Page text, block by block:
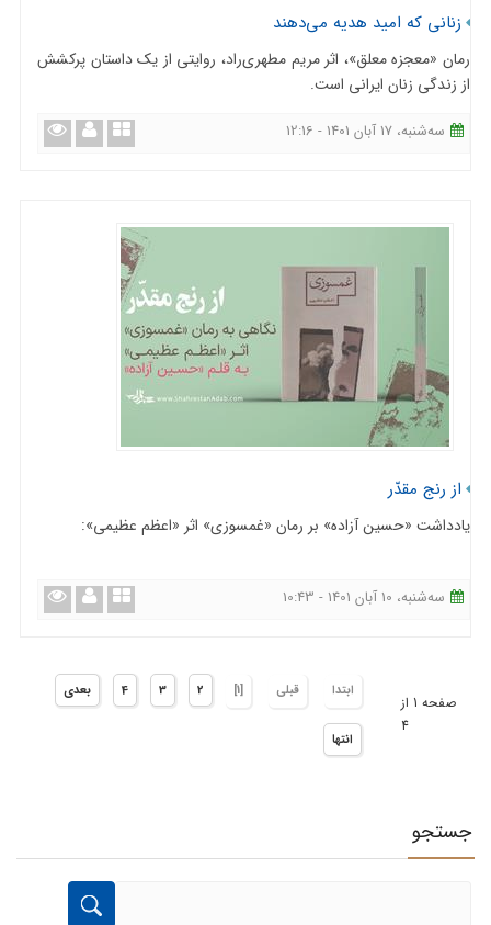
زنانی که امید هدیه می‌دهند
رمان «معجزه معلق»، اثر مریم مطهری‌راد، روایتی از یک داستان پرکشش
از زندگی زنان ایرانی است.
ﺳﻪشنبه، 17 آبان 1401 - 12:16
از رنج مقدّر
یادداشت «حسین آزاده» بر رمان «غمسوزی» اثر «اعظم عظیمی»:
ﺳﻪشنبه، 10 آبان 1401 - 10:43
صفحه 1 از
4
ابتدا قبلی [1]
2
3
4 بعدی
انتها
جستجو